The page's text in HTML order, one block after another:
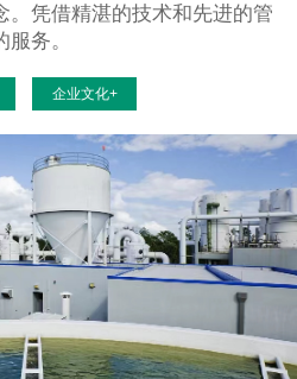
。凭借精湛的技术和先进的管
务。
企业文化+